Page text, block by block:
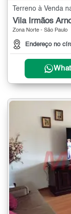
Terreno à Venda
Vila Irmãos
Zona Norte - São Paulo
Endereço no